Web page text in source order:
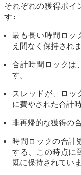
それぞれの獲得ポイ
す:
最も長い時間ロッ
え間なく保持されま
合計時間ロックは
す。
スレッドが、ロ
に費やされた合計時
非再帰的な獲得の合
時間ロックの合計
する、この時点に
既に保持されていま